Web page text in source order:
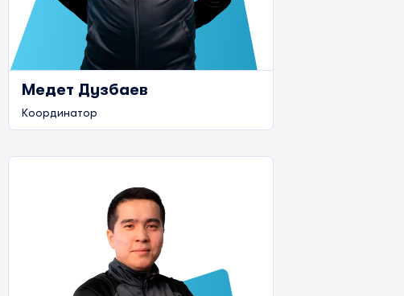
Медет Дузбаев
Координатор